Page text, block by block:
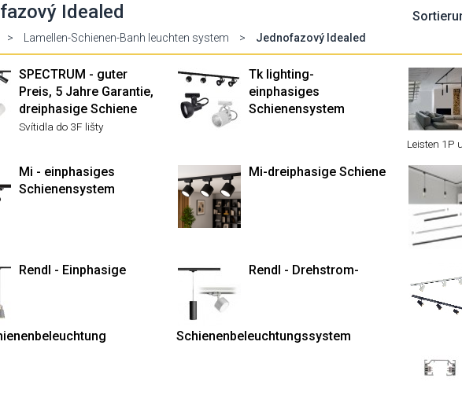
Idealed
> Lamellen-Schienen-Banh leuchten system > Jednofazový Idealed
SPECTRUM - guter
Preis, 5 Jahre Garantie,
dreiphasige Schiene
Svítidla do 3F lišty
Tk lighting-
einphasiges
Schienensystem
Leisten 1P
Mi - einphasiges
Schienensystem
Mi-dreiphasige Schiene
Rendl - Einphasige Rendl - Drehstrom-
Schienenbeleuchtungssystem